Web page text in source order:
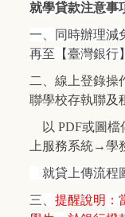
就學貸款注意事
一、同時辦理減
再至【臺灣銀行
二、線上登錄操
聯學校存執聯及
以 PDF或圖
上服務系統→學
就貸上傳流程
三、 提醒說明：